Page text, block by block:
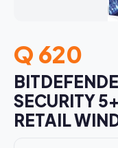
Q 620
SECURITY
RETAIL